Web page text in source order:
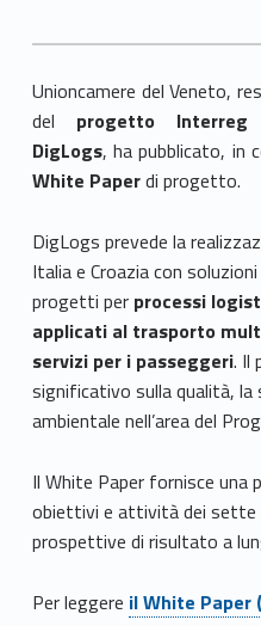
Unioncamere del Veneto,
del progetto Interreg
DigLogs, ha pubblicato, in
White Paperdi progetto.
DigLogs prevede la
Italia e Croazia con
progetti per processi
applicati al trasporto
servizi per i passeggeri. Il
significativo sulla qualità,
ambientale nell’area del
Il White Paper fornisce una
obiettivi e attività dei sette
prospettive di risultato a
Per leggere il White Paper